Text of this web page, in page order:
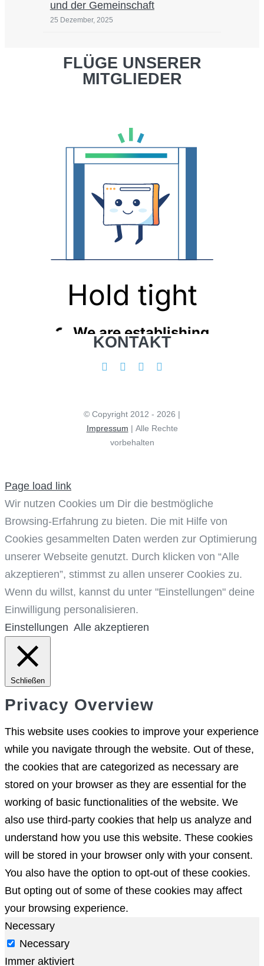
und der Gemeinschaft
25 Dezember, 2025
FLÜGE UNSERER
MITGLIEDER
KONTAKT
© Copyright 2012 - 2026 |
Impressum
vorbehalten
Page load link
Wir nutzen Cookies um Dir die bestmögliche
Browsing-Erfahrung zu bieten. Die mit Hilfe von
Cookies gesammelten Daten werden zur Optimierung
unserer Webseite genutzt. Durch klicken von “Alle
akzeptieren”, stimmst zu allen unserer Cookies zu.
Wenn du willst, kannst du unter "Einstellungen" deine
Einwilligung personalisieren.
Einstellungen Alle akzeptieren
Schließen
Privacy Overview
This website uses cookies to improve your experience
while you navigate through the website. Out of these,
the cookies that are categorized as necessary are
stored on your browser as they are essential for the
working of basic functionalities of the website. We
also use third-party cookies that help us analyze and
understand how you use this website. These cookies
will be stored in your browser only with your consent.
You also have the option to opt-out of these cookies.
But opting out of some of these cookies may affect
your browsing experience.
Necessary
Necessary
Immer aktiviert